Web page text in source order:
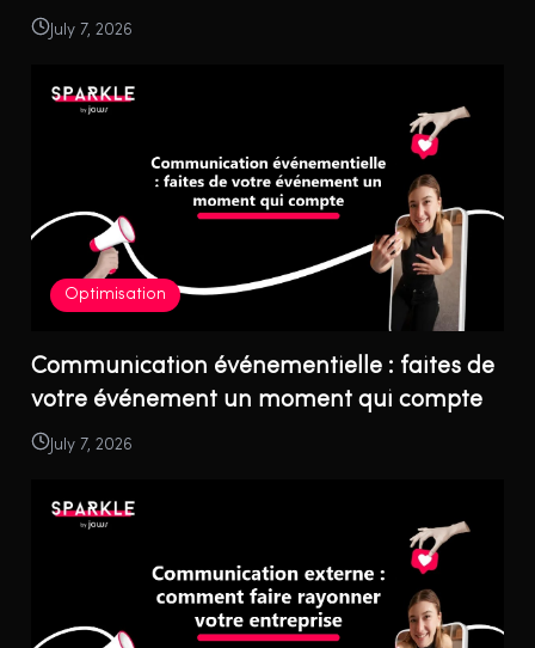
July 7, 2026
Optimisation
Communication événementielle : faites de
votre événement un moment qui compte
July 7, 2026